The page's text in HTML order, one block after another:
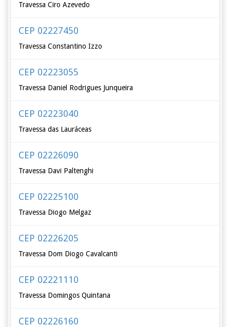
Travessa Ciro Azevedo
CEP 02227450
Travessa Constantino Izzo
CEP 02223055
Travessa Daniel Rodrigues Junqueira
CEP 02223040
Travessa das Lauráceas
CEP 02226090
Travessa Davi Paltenghi
CEP 02225100
Travessa Diogo Melgaz
CEP 02226205
Travessa Dom Diogo Cavalcanti
CEP 02221110
Travessa Domingos Quintana
CEP 02226160